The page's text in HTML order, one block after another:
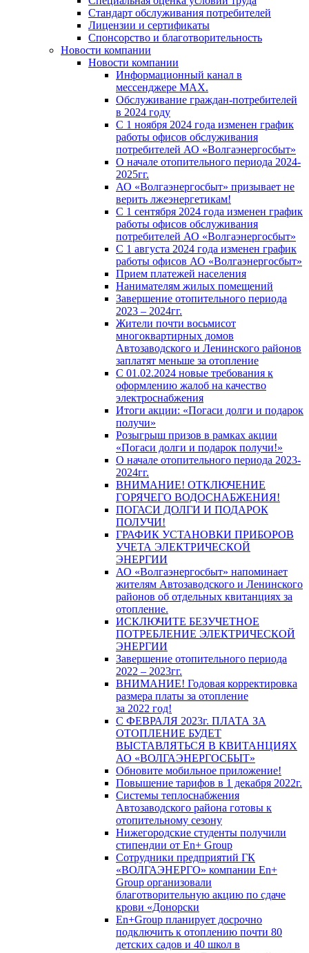
Стандарт обслуживания потребителей
Лицензии и сертификаты
Спонсорство и благотворительность
Новости компании
Новости компании
Информационный канал в
мессенджере MAX.
Обслуживание граждан-потребителей
в 2024 году
С 1 ноября 2024 года изменен график
работы офисов обслуживания
потребителей АО «Волгаэнергосбыт»
О начале отопительного периода 2024-
2025гг.
АО «Волгаэнергосбыт» призывает не
верить лжеэнергетикам!
С 1 сентября 2024 года изменен график
работы офисов обслуживания
потребителей АО «Волгаэнергосбыт»
С 1 августа 2024 года изменен график
работы офисов АО «Волгаэнергосбыт»
Прием платежей населения
Нанимателям жилых помещений
Завершение отопительного периода
2023 – 2024гг.
Жители почти восьмисот
многоквартирных домов
Автозаводского и Ленинского районов
заплатят меньше за отопление
С 01.02.2024 новые требования к
оформлению жалоб на качество
электроснабжения
Итоги акции: «Погаси долги и подарок
получи»
Розыгрыш призов в рамках акции
«Погаси долги и подарок получи!»
О начале отопительного периода 2023-
2024гг.
ВНИМАНИЕ! ОТКЛЮЧЕНИЕ
ГОРЯЧЕГО ВОДОСНАБЖЕНИЯ!
ПОГАСИ ДОЛГИ И ПОДАРОК
ПОЛУЧИ!
ГРАФИК УСТАНОВКИ ПРИБОРОВ
УЧЕТА ЭЛЕКТРИЧЕСКОЙ
ЭНЕРГИИ
АО «Волгаэнергосбыт» напоминает
жителям Автозаводского и Ленинского
районов об отдельных квитанциях за
отопление.
ИСКЛЮЧИТЕ БЕЗУЧЕТНОЕ
ПОТРЕБЛЕНИЕ ЭЛЕКТРИЧЕСКОЙ
ЭНЕРГИИ
Завершение отопительного периода
2022 – 2023гг.
ВНИМАНИЕ! Годовая корректировка
размера платы за отопление
за 2022 год!
С ФЕВРАЛЯ 2023г. ПЛАТА ЗА
ОТОПЛЕНИЕ БУДЕТ
ВЫСТАВЛЯТЬСЯ В КВИТАНЦИЯХ
АО «ВОЛГАЭНЕРГОСБЫТ»
Обновите мобильное приложение!
Повышение тарифов в 1 декабря 2022г.
Системы теплоснабжения
Автозаводского района готовы к
отопительному сезону
Нижегородские студенты получили
стипендии от En+ Group
Сотрудники предприятий ГК
«ВОЛГАЭНЕРГО» компании En+
Group организовали
благотворительную акцию по сдаче
крови «Донорски
En+Group планирует досрочно
подключить к отоплению почти 80
детских садов и 40 школ в